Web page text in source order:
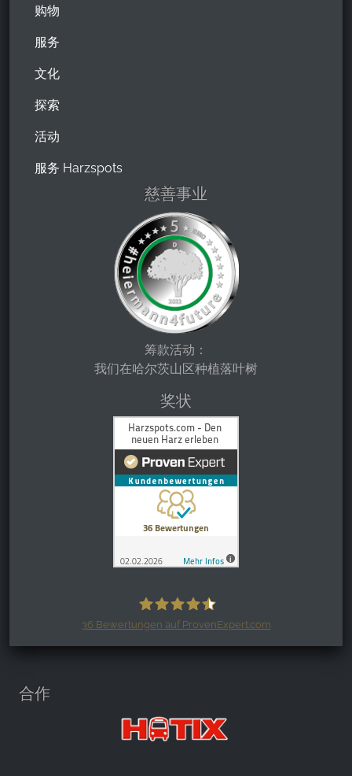
购物
服务
文化
探索
活动
服务 Harzspots
慈善事业
筹款活动：
我们在哈尔茨山区种植落叶树
奖状
36 Bewertungen auf ProvenExpert.com
合作